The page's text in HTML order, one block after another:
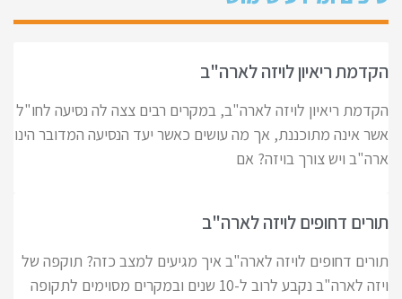
הקדמת ריאיון לויזה לארה"ב
הקדמת ריאיון לויזה לארה"ב, במקרים רבים צצה לה נסיעה לחו"ל
אשר אינה מתוכננת, אך מה עושים כאשר יעד הנסיעה המדובר הינו
ארה"ב ויש צורך בויזה? אם
תורים דחופים לויזה לארה"ב
תורים דחופים לויזה לארה"ב איך מגיעים למצב כזה? תוקפה של
ויזה לארה"ב נקבע לרוב ל-10 שנים ובמקרים מסוימים לתקופה